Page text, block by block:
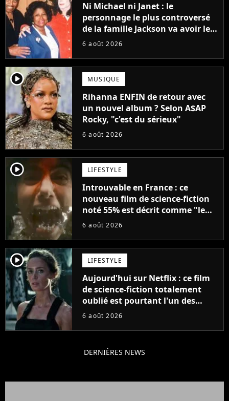
Ni Michael ni Janet : le
personnage le plus controversé
de la famille Jackson va avoir le
droit à sa propre série
6 août 2026
player2 MUSIQUE
Rihanna ENFIN de retour avec
un nouvel album ? Selon A$AP
Rocky, "c'est du sérieux"
6 août 2026
player2 LIFESTYLE
Introuvable en France : ce
nouveau film de science-fiction
noté 55% est décrit comme "le
plus stupide de l'année"
6 août 2026
player2 LIFESTYLE
Aujourd'hui sur Netflix : ce film
de science-fiction totalement
oublié est pourtant l'un des
meilleurs des années 2010
6 août 2026
DERNIÈRES NEWS